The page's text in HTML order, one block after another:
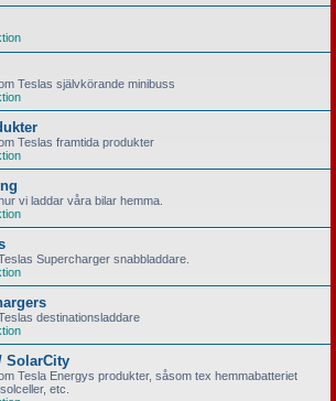
Teslas självkörande minibuss
Teslas framtida produkter
vi laddar våra bilar hemma.
Supercharger snabbladdare.
destinationsladdare
SolarCity
Tesla Energys produkter, såsom tex hemmabatteriet
etc.